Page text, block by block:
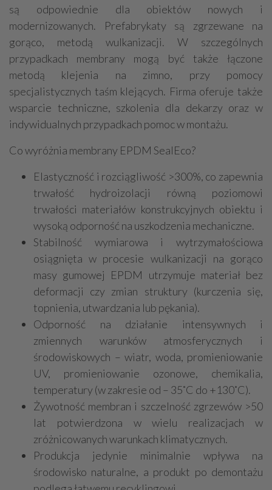
są odpowiednie dla obiektów nowych i
modernizowanych. Prefabrykaty są zgrzewane na
gorąco, metodą wulkanizacji. W szczególnych
przypadkach membrany mogą być także łączone
metodą klejenia na zimno, przy pomocy
specjalistycznych taśm klejących. Firma oferuje także
wsparcie techniczne, szkolenia dla dekarzy oraz w
indywidualnych przypadkach pomoc w montażu.
Co wyróżnia membrany EPDM SealEco?
Elastyczność i rozciągliwość >300%, co zapewnia
trwałość hydroizolacji równą poziomowi
trwałości materiałów konstrukcyjnych obiektu i
wysoką odporność na uszkodzenia mechaniczne.
Stabilność wymiarowa i wytrzymałościowa
osiągnięta w procesie wulkanizacji na gorąco
masy gumowej EPDM utrzymuje materiał bez
deformacji czy zmian struktury (kurczenia się,
topnienia, utwardzania lub pękania).
Odporność na działanie intensywnych i
zmiennych warunków atmosferycznych i
środowiskowych – wiatr, woda, promieniowanie
UV, promieniowanie ozonowe, chemikalia,
temperatury (w zakresie od – 35˚C do +130˚C).
Żywotność membran i szczelność zgrzewów >50
lat potwierdzona w wielu realizacjach w
zróżnicowanych warunkach klimatycznych.
Produkcja jedynie minimalnie wpływa na
środowisko naturalne, a produkt po demontażu